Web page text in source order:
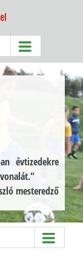
évtizedekre
mesteredző